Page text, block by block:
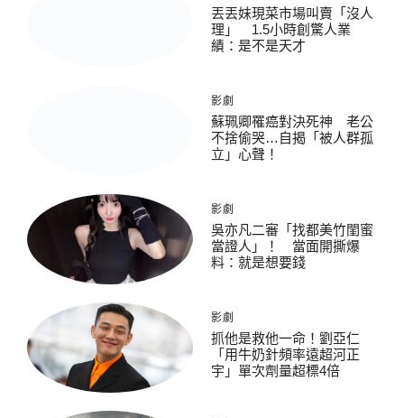
丟丟妹現菜市場叫賣「沒人
理」 1.5小時創驚人業
績：是不是天才
影劇
蘇珮卿罹癌對決死神 老公
不捨偷哭…自揭「被人群孤
立」心聲！
影劇
吳亦凡二審「找都美竹閨蜜
當證人」！ 當面開撕爆
料：就是想要錢
影劇
抓他是救他一命！劉亞仁
「用牛奶針頻率遠超河正
宇」單次劑量超標4倍